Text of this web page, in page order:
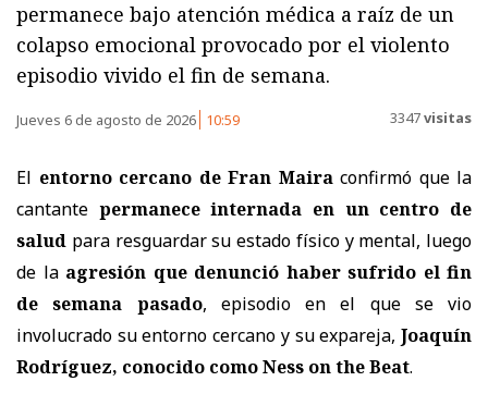
permanece bajo atención médica a raíz de un
colapso emocional provocado por el violento
episodio vivido el fin de semana.
Jueves 6 de agosto de 2026 10:59 3347visitas
El entorno cercano de Fran Mairaconfirmó que la
cantante permanece internada en un centro de
salud para resguardar su estado físico y mental, luego
de la agresión que denunció haber sufrido el fin
de semana pasado, episodio en el que se vio
involucrado su entorno cercano y su expareja, Joaquín
Rodríguez, conocido como Ness on the Beat.